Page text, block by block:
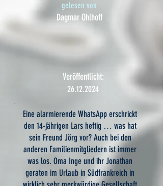
gelesen von
Dagmar Ohlhoff
Veröffentlicht:
26.12.2024
Eine alarmierende WhatsApp erschrickt
den 14-jährigen Lars heftig … was hat
sein Freund Jörg vor? Auch bei den
anderen Familienmitgliedern ist immer
was los. Oma Inge und ihr Jonathan
geraten im Urlaub in Südfrankreich in